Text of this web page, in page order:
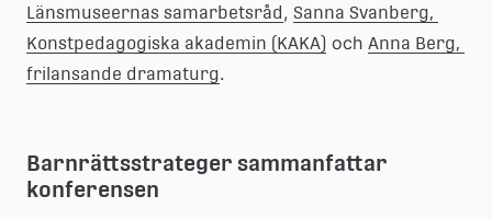
Länsmuseernas samarbetsråd, Sanna Svanberg,
Konstpedagogiska akademin (KAKA) och Anna Berg,
frilansande dramaturg.
Barnrättsstrateger sammanfattar
konferensen